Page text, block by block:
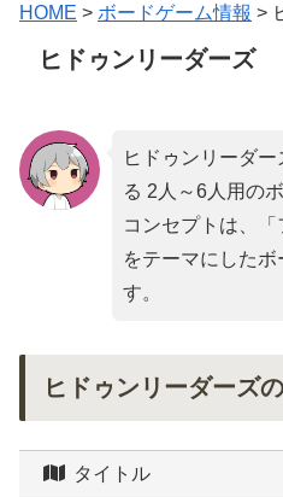
HOME > ボードゲーム情報 >
ヒドゥンリーダーズ
ヒドゥンリーダ
る 2人～6人用の
コンセプトは、「
をテーマにした
す。
ヒドゥンリーダーズ
タイトル